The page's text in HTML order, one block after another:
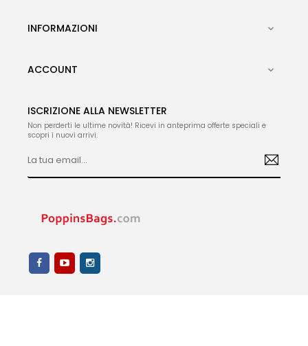
INFORMAZIONI 
ACCOUNT 
ISCRIZIONE ALLA NEWSLETTER
Non perderti le ultime novità! Ricevi in anteprima offerte speciali e
scopri i nuovi arrivi.